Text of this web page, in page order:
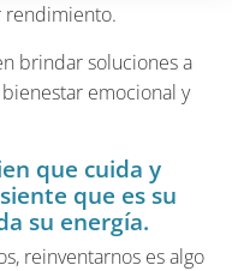
rendimiento.
brindar soluciones a
emocional y
que cuida y
que es su
su energía.
reinventarnos es algo